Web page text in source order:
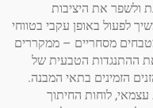
ולשפר את היציבות
לפעול באופן עקבי בטווחי
מסחריים – ממקררים
ההתנגדות הטבעית של
הזמינים בתאי המבנה.
עצמאי, לוחות החיתוך